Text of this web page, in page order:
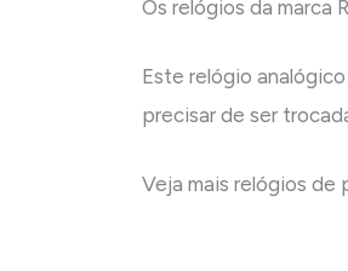
Os relógios da marca
Este relógio
precisar de ser
Veja mais relógios de